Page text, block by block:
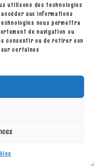
utilisons des technologies
aux informations
nous permettra
de navigation ou
consentir ou de retirer son
certaines